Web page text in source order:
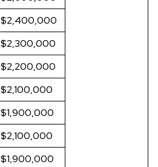
$2,400,000
$2,300,000
$2,200,000
$2,100,000
$1,900,000
$2,100,000
$1,900,000